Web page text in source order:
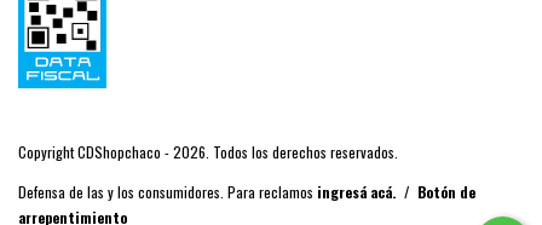
Copyright CDShopchaco - 2026. Todos los derechos reservados.
Defensa de las y los consumidores. Para reclamos ingresá acá. / Botón de
arrepentimiento